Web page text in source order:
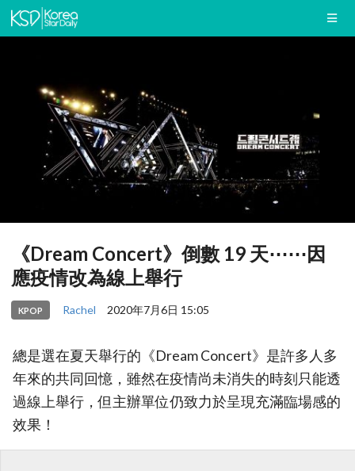
《Dream Concert》倒數 19 天⋯⋯因
應疫情改為線上舉行
KPOP Rachel 2020年7月6日 15:05
總是選在夏天舉行的《Dream Concert》是許多人多
年來的共同回憶，雖然在疫情尚未消失的時刻只能透
過線上舉行，但主辦單位仍致力於呈現充滿臨場感的
效果！